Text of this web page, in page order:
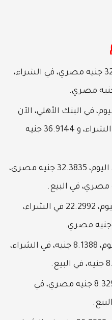
سعر اليورو اليوم، 32.3492 جنيه مصري، في الشراء،
في البنك الأهلي، الآن
36.4578 جنيه مصري، في الشراء، و 36.9144 جنيه
سعر الفرنك السويسري اليوم، 32.3835 جنيه مصري،
سعر الـ 100 ين الياباني اليوم، 22.2992 في الشراء،
سعر الريال السعودي اليوم، 8.1388 جنيه، في الشراء،
سعر الدرهم الإماراتي، 8.3295 جنيه مصري، في